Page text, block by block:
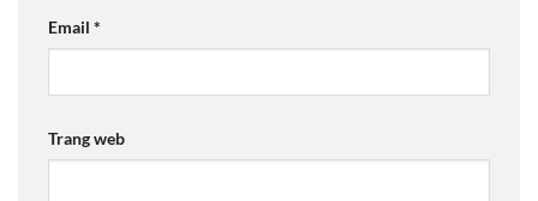
Email *
Trang web